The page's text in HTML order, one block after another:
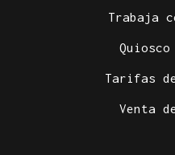
Trabaja
Tarifas
Venta